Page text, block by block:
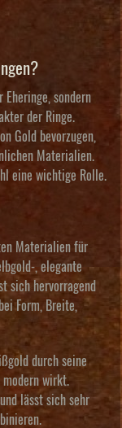
sondern
der Ringe.
Gold bevorzugen,
Materialien.
eine wichtige Rolle.
Materialien für
, elegante
sich hervorragend
Form, Breite,
durch seine
modern wirkt.
lässt sich sehr